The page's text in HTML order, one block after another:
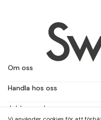
Om oss
Handla hos oss
Jobba med oss